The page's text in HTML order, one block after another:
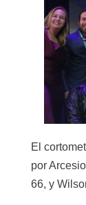
El
por
66, y